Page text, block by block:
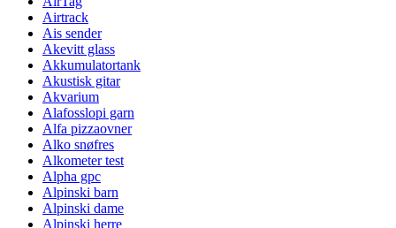
Airtrack
Ais sender
Akevitt glass
Akkumulatortank
Akustisk gitar
Akvarium
Alafosslopi garn
Alfa pizzaovner
Alko snøfres
Alkometer test
Alpha gpc
Alpinski barn
Alpinski dame
Alpinski herre